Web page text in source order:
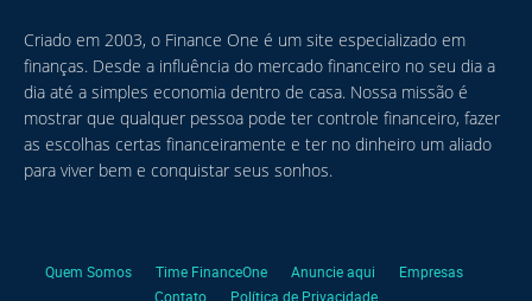
Criado em 2003, o Finance One é um site especializado em
finanças. Desde a influência do mercado financeiro no seu dia a
dia até a simples economia dentro de casa. Nossa missão é
mostrar que qualquer pessoa pode ter controle financeiro, fazer
as escolhas certas financeiramente e ter no dinheiro um aliado
para viver bem e conquistar seus sonhos.
Quem Somos Time FinanceOne Anuncie aqui
Empresas
Contato
Política de Privacidade